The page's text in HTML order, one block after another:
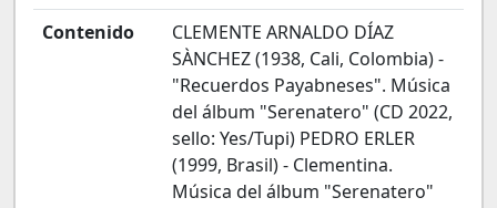
Contenido
CLEMENTE ARNALDO DÍAZ
SÀNCHEZ (1938, Cali, Colombia) -
"Recuerdos Payabneses". Música
del álbum "Serenatero" (CD 2022,
sello: Yes/Tupi) PEDRO ERLER
(1999, Brasil) - Clementina.
Música del álbum "Serenatero"